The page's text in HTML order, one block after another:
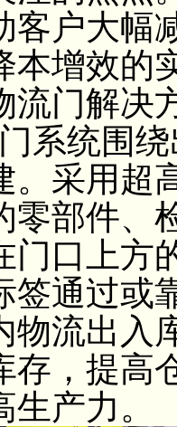
客户大幅
本增效的
门解决
系统围
。采用超
零部件、
门口上方
签通过或
物流出入
存，提高
产力。